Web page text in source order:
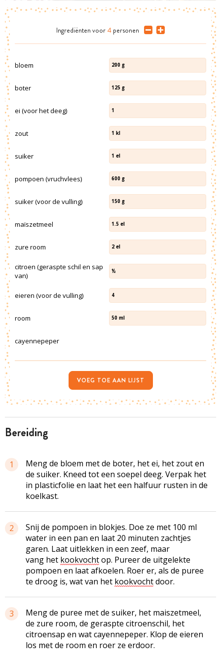
bereiding
1
Meng de bloem met de boter, het ei, het zout en
de suiker. Kneed tot een soepel deeg. Verpak het
in plasticfolie en laat het een halfuur rusten in de
koelkast.
2
Snij de pompoen in blokjes. Doe ze met 100 ml
water in een pan en laat 20 minuten zachtjes
garen. Laat uitlekken in een zeef, maar
vang het kookvochtop. Pureer de uitgelekte
pompoen en laat afkoelen. Roer er, als de puree
te droog is, wat van het kookvochtdoor.
3 Meng de puree met de suiker, het maiszetmeel,
de zure room, de geraspte citroenschil, het
citroensap en wat cayennepeper. Klop de eieren
los met de room en roer ze erdoor.
Ingrediënten voor 4 personen
bloem 200 g
boter 125 g
ei (voor het deeg) 1
zout 1 kl
suiker 1 el
pompoen (vruchvlees) 600 g
suiker (voor de vulling) 150 g
maïszetmeel 1.5 el
zure room 2 el
citroen (geraspte schil en sap
van)
½
eieren (voor de vulling) 4
room 50 ml
cayennepeper
VOEG TOE AAN LIJST